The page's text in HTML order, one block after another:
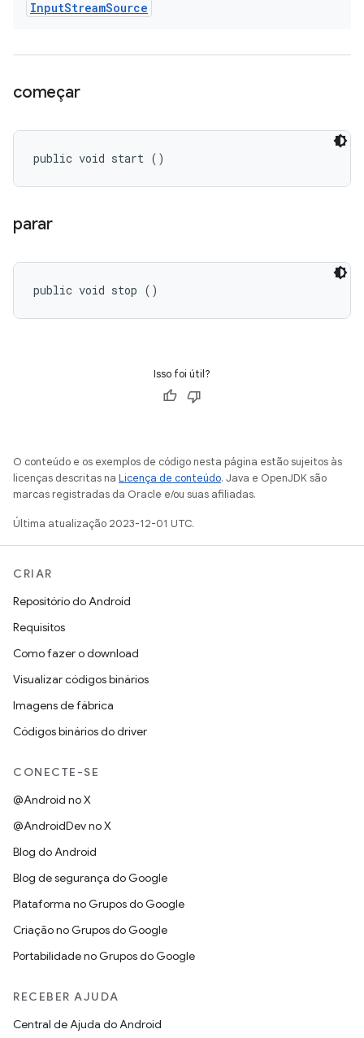
InputStreamSource
começar
public void start ()
parar
public void stop ()
Isso foi útil?
O conteúdo e os exemplos de código nesta página estão sujeitos às
licenças descritas na Licença de conteúdo. Java e OpenJDK são
marcas registradas da Oracle e/ou suas afiliadas.
Última atualização 2023-12-01 UTC.
CRIAR
Repositório do Android
Requisitos
Como fazer o download
Visualizar códigos binários
Imagens de fábrica
Códigos binários do driver
CONECTE-SE
@Android no X
@AndroidDev no X
Blog do Android
Blog de segurança do Google
Plataforma no Grupos do Google
Criação no Grupos do Google
Portabilidade no Grupos do Google
RECEBER AJUDA
Central de Ajuda do Android